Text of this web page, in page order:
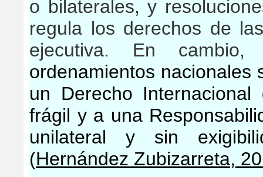
o bilaterales, y
regula los derechos de
ejecutiva. En
ordenamientos nacionales
un Derecho
frágil y a una
unilateral y sin
(Hernández Zubizarreta,